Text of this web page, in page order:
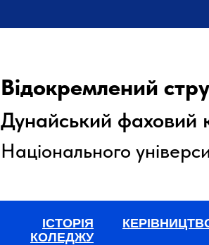
Відокремлений
Дунайський фаховий
Національного
ІСТОРІЯ
КОЛЕДЖУ